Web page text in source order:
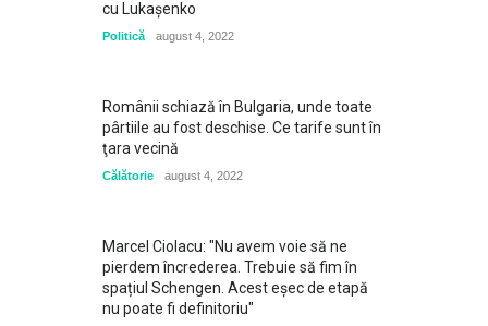
cu Lukaşenko
Politică august 4, 2022
Românii schiază în Bulgaria, unde toate
pârtiile au fost deschise. Ce tarife sunt în
ţara vecină
Călătorie august 4, 2022
Marcel Ciolacu: "Nu avem voie să ne
pierdem încrederea. Trebuie să fim în
spațiul Schengen. Acest eșec de etapă
nu poate fi definitoriu"